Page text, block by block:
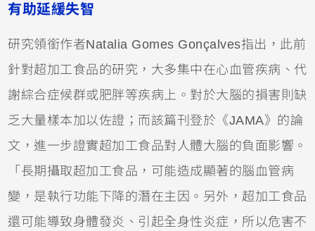
有助延緩失智
研究領銜作者Natalia Gomes Gonçalves指出，此前
針對超加工食品的研究，大多集中在心血管疾病、代
謝綜合症候群或肥胖等疾病上。對於大腦的損害則缺
乏大量樣本加以佐證；而該篇刊登於《JAMA》的論
文，進一步證實超加工食品對人體大腦的負面影響。
「長期攝取超加工食品，可能造成顯著的腦血管病
變，是執行功能下降的潛在主因。另外，超加工食品
還可能導致身體發炎、引起全身性炎症，所以危害不